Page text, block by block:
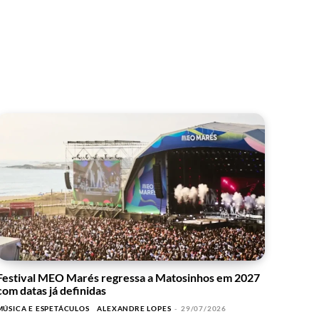
MEO Marés regressa a Matosinhos em 2027
datas já definidas
E ESPETÁCULOS ALEXANDRE LOPES - 29/07/2026